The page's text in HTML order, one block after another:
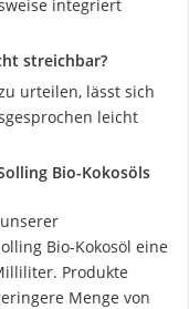
integriert
streichbar?
urteilen, lässt sich
leicht
Bio-Kokosöls
Bio-Kokosöl eine
Produkte
Menge von